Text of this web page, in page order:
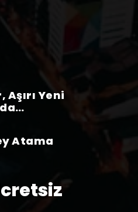
Aşırı Yeni
Atama